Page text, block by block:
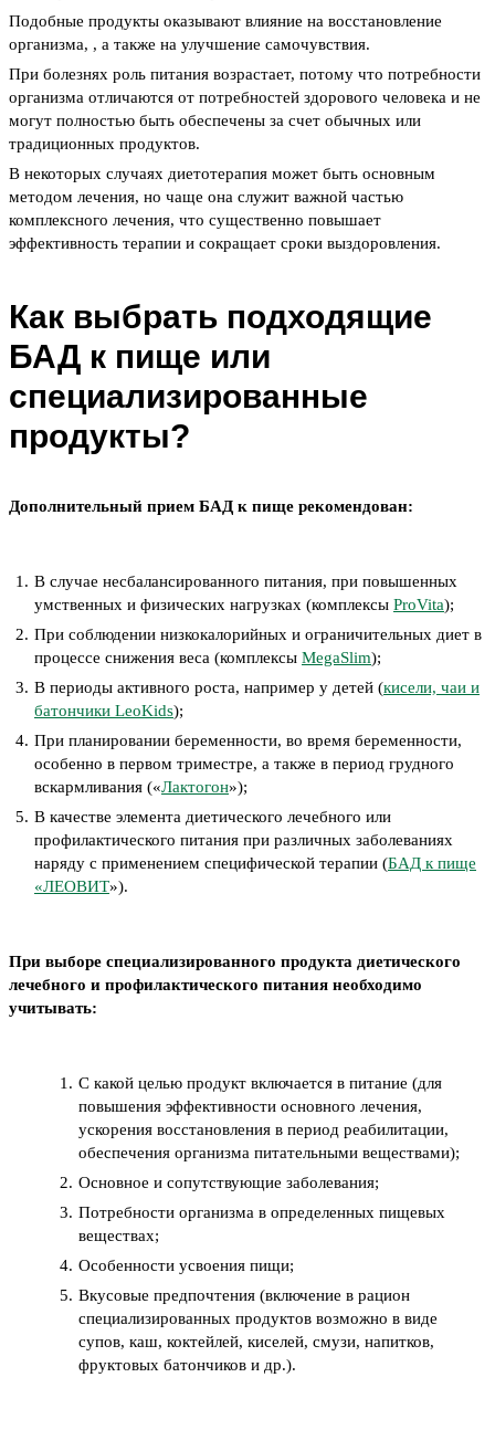
Подобные продукты оказывают влияние на восстановление
организма, , а также на улучшение самочувствия.
При болезнях роль питания возрастает, потому что потребности
организма отличаются от потребностей здорового человека и не
могут полностью быть обеспечены за счет обычных или
традиционных продуктов.
В некоторых случаях диетотерапия может быть основным
методом лечения, но чаще она служит важной частью
комплексного лечения, что существенно повышает
эффективность терапии и сокращает сроки выздоровления.
Как выбрать подходящие
БАД к пище или
специализированные
продукты?
Дополнительный прием БАД к пище рекомендован:
В случае несбалансированного питания, при повышенных
умственных и физических нагрузках (комплексы ProVita);
При соблюдении низкокалорийных и ограничительных диет в
процессе снижения веса (комплексы MegaSlim);
В периоды активного роста, например у детей (кисели, чаи и
батончики LeoKids);
При планировании беременности, во время беременности,
особенно в первом триместре, а также в период грудного
вскармливания («Лактогон»);
В качестве элемента диетического лечебного или
профилактического питания при различных заболеваниях
наряду с применением специфической терапии (БАД к пище
«ЛЕОВИТ»).
При выборе специализированного продукта диетического
лечебного и профилактического питания необходимо
учитывать:
С какой целью продукт включается в питание (для
повышения эффективности основного лечения,
ускорения восстановления в период реабилитации,
обеспечения организма питательными веществами);
Основное и сопутствующие заболевания;
Потребности организма в определенных пищевых
веществах;
Особенности усвоения пищи;
Вкусовые предпочтения (включение в рацион
специализированных продуктов возможно в виде
супов, каш, коктейлей, киселей, смузи, напитков,
фруктовых батончиков и др.).